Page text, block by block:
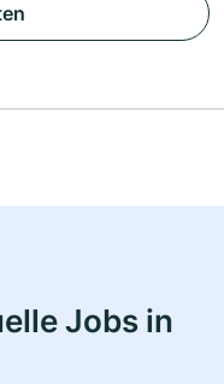
Jobs in